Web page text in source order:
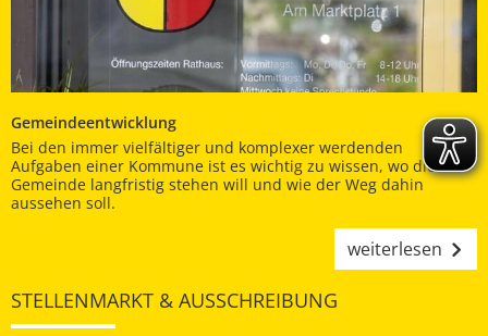
Gemeindeentwicklung
Bei den immer vielfältiger und komplexer werdenden
Aufgaben einer Kommune ist es wichtig zu wissen, wo die
Gemeinde langfristig stehen will und wie der Weg dahin
aussehen soll.
weiterlesen
STELLENMARKT & AUSSCHREIBUNG